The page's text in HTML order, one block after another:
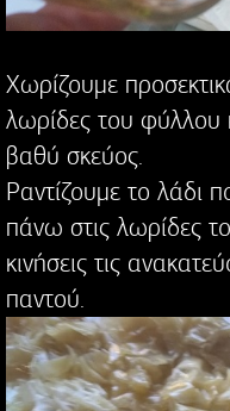
Χωρίζουμε
λωρίδες του φύλλου
βαθύ σκεύος.
Ραντίζουμε το λάδι
πάνω στις λωρίδες
κινήσεις τις
παντού.